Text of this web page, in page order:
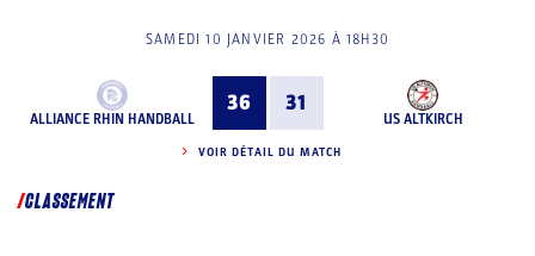
SAMEDI 10 JANVIER 2026 À 18H30
ALLIANCE RHIN HANDBALL
36 31
US ALTKIRCH
VOIR DÉTAIL DU MATCH
CLASSEMENT